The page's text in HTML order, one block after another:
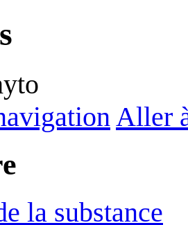
Aller
la substance